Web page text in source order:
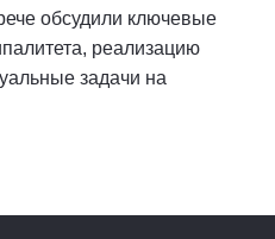
обсудили ключевые
реализацию
задачи на